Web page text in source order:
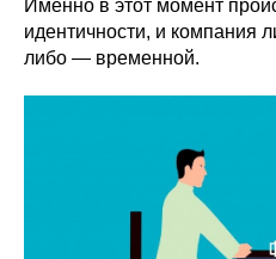
Именно в этот момент
идентичности, и компания
либо — временной.